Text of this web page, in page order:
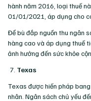
hành năm 2016, loại thuế
01/01/2021, áp dụng cho
Để bù đắp nguồn thu ngân
hàng cao và áp dụng thuế
ảnh hưởng đến sức khỏe
Texas
Texas được hiến pháp
nhân. Ngân sách chủ yếu